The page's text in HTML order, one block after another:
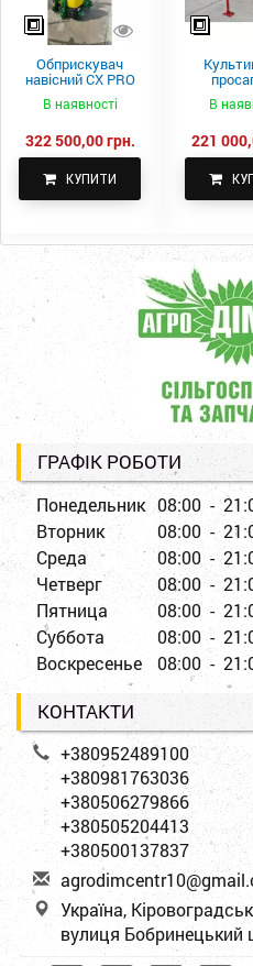
Обприскувач
навісний CX PRO
В наявності
322 500,00 грн.
КУПИТИ
КПН-
В
221
ГРАФІК РОБОТИ
Понедельник 08:00 -
Вторник
08:00 -
Среда
08:00 -
Четверг
08:00 -
Пятница
08:00 -
Суббота
08:00 -
Воскресенье
08:00 -
КОНТАКТИ
+380952489100
+380981763036
+380506279866
+380505204413
+380500137837
agrodimcentr10@gmai
Україна,
вулиця Бобринецький